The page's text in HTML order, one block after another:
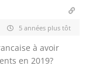
5 années plus tôt
à avoir
en 2019?